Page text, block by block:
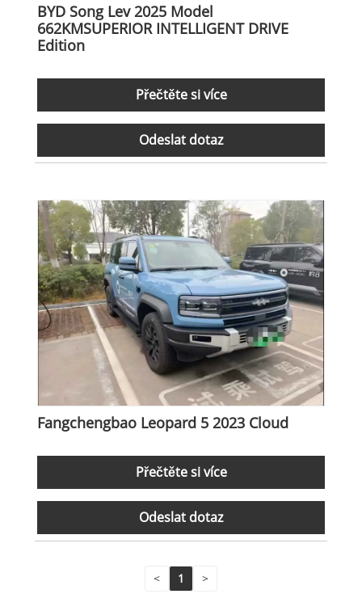
BYD Song Lev 2025 Model
662KMSUPERIOR INTELLIGENT DRIVE
Edition
Přečtěte si více
Odeslat dotaz
Fangchengbao Leopard 5 2023 Cloud
Přečtěte si více
Odeslat dotaz
< 1 >